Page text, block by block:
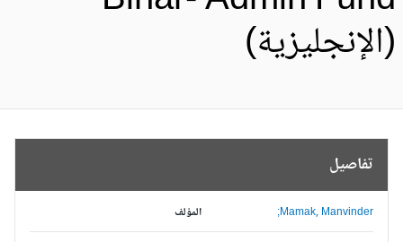
تفاصيل
المؤلف Mamak, Manvinder;